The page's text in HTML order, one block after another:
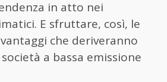
in atto nei
E sfruttare, così, le
che deriveranno
a bassa emissione